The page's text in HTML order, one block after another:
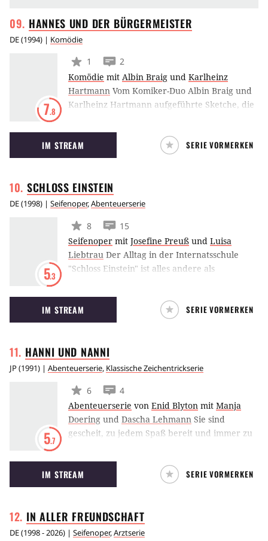
HANNES UND DER BÜRGERMEISTER
DE(1994) | Komödie
7.8
1
2
Komödie mit Albin Braig und Karlheinz
Hartmann Vom Komiker-Duo Albin Braig und
Karlheinz Hartmann aufgeführte Sketche, die
IM STREAM SERIE VORMERKEN
SCHLOSS EINSTEIN
DE(1998) | Seifenoper,Abenteuerserie
5.3
8
15
Seifenoper mit Josefine Preuß und Luisa
Liebtrau Der Alltag in der Internatsschule
"Schloss Einstein" ist alles andere als
fliegen: Wenn es darauf ankommt, halten alle
zusammen und sind füreinander da.
IM STREAM SERIE VORMERKEN
HANNI UND NANNI
JP(1991) | Abenteuerserie, Klassische Zeichentrickserie
5.7
6
4
Abenteuerserie von Enid Blyton mit Manja
Doering und Dascha Lehmann Sie sind
gescheit, zu jedem Spaß bereit und immer zu
liebt und bewundert an der alten Schule
jeder. Doch auf dem neuen Internat in Sant
Clare, wohin sie von ihren Eltern nun
Wind. Da sind sie plötzlich wieder die
kleinsten und dümmsten. Schnell werden
IM STREAM SERIE VORMERKEN
IN ALLER FREUNDSCHAFT
DE(1998 - 2026) | Seifenoper,Arztserie